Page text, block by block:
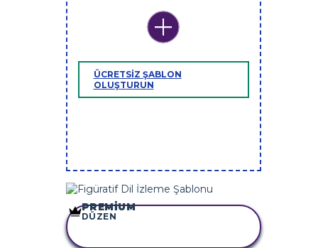
ÜCRETSIZ ŞABLON
OLUŞTURUN
BU STORYBOARD'U
PREMIUM
DÜZEN